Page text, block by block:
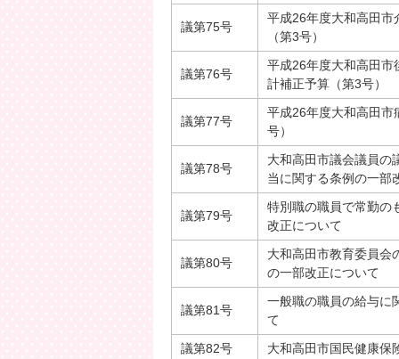
議第75号
平成26年度大和高田市
（第3号）
議第76号
平成26年度大和高田市
計補正予算（第3号）
議第77号
平成26年度大和高田市
号）
議第78号
大和高田市議会議員の
当に関する条例の一部
議第79号
特別職の職員で常勤の
改正について
議第80号
大和高田市教育委員会
の一部改正について
議第81号
一般職の職員の給与に
て
議第82号
大和高田市国民健康保